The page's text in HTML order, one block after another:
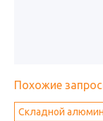
Похожие
Складной